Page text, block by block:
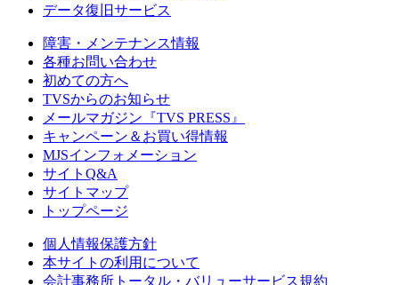
データ復旧サービス
障害・メンテナンス情報
各種お問い合わせ
初めての方へ
TVSからのお知らせ
メールマガジン『TVS PRESS』
キャンペーン＆お買い得情報
MJSインフォメーション
サイトQ&A
サイトマップ
トップページ
個人情報保護方針
本サイトの利用について
会計事務所トータル・バリューサービス規約